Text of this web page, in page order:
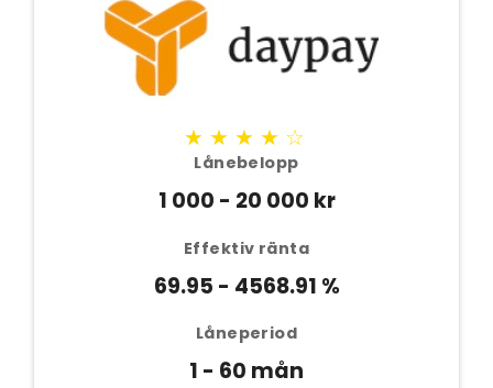
★★★★☆
Lånebelopp
1 000 - 20 000 kr
Effektiv ränta
69.95 - 4568.91 %
Låneperiod
1 - 60 mån